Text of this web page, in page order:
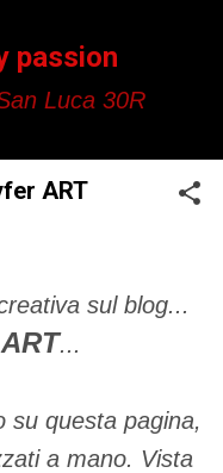
passion
Luca 30R
ART
sul blog...
...
su questa pagina,
a mano. Vista